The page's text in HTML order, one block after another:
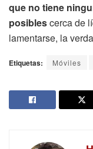
que no tiene
posiblescerca de
lamentarse, la
Etiquetas: Móviles